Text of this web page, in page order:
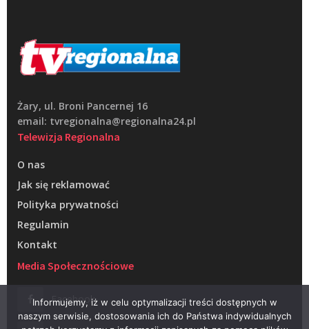
Żary, ul. Broni Pancernej 16
email: tvregionalna@regionalna24.pl
Telewizja Regionalna
O nas
Jak się reklamować
Polityka prywatności
Regulamin
Kontakt
Media Społecznościowe
Facebook
Informujemy, iż w celu optymalizacji treści dostępnych w
naszym serwisie, dostosowania ich do Państwa indywidualnych